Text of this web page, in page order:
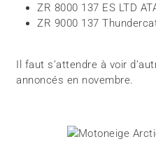
ZR 8000 137 ES LTD
ZR 9000 137
Il faut s’attendre à voir
annoncés en novembre.